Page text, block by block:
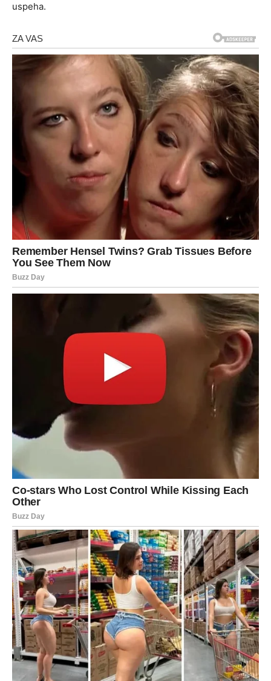
uspeha.